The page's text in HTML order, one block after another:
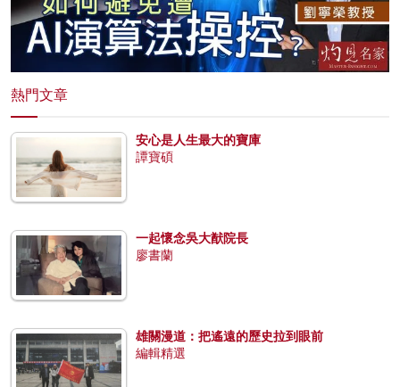
熱門文章
安心是人生最大的寶庫
譚寶碩
一起懷念吳大猷院長
廖書蘭
雄關漫道：把遙遠的歷史拉到眼前
編輯精選